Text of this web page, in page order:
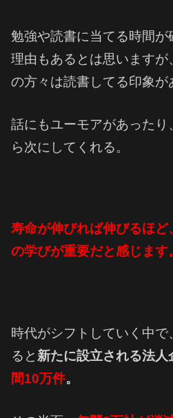
勉強や読書に当てる時間が
理由もあるとは思いますが
の方々は読書してる印象が
話にもユーモアがあった
ら次にしてくれる。
寿命が伸びれば伸びるほど
の学びが重要だと感じます
時代がシフトしていく中で
ると 新たに設立される法人
間10万件。